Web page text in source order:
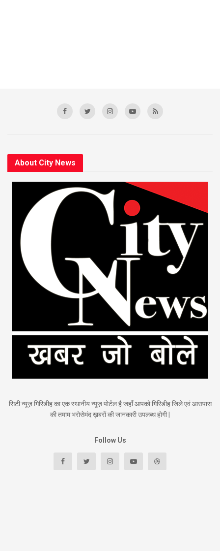
About City News
सिटी न्यूज़ गिरिडीह का एक स्थानीय न्यूज़ पोर्टल है जहाँ आपको गिरिडीह जिले एवं आसपास
की तमाम भरोसेमंद ख़बरों की जानकारी उपलब्ध होगी |
Follow Us